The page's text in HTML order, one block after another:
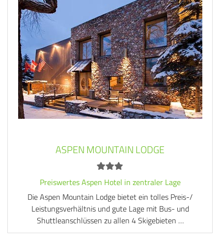
ASPEN MOUNTAIN LODGE
Preiswertes Aspen Hotel in zentraler Lage
Die Aspen Mountain Lodge bietet ein tolles Preis-/
Leistungsverhältnis und gute Lage mit Bus- und
Shuttleanschlüssen zu allen 4 Skigebieten …